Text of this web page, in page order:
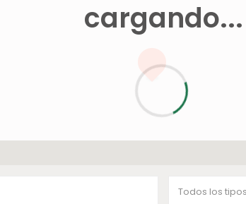
Todos los tipos
cargando...